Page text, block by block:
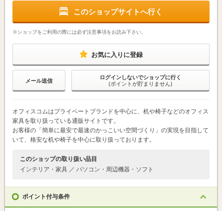
このショップサイトへ行く
※ショップをご利用の際には必ず注意事項をお読み下さい。
お気に入りに登録
メール送信
ログインしないでショップに行く
(ポイントが貯まりません)
オフィスコムはプライベートブランドを中心に、机や椅子などのオフィス
家具を取り扱っている通販サイトです。
お客様の「簡単に最安で最速のかっこいい空間づくり」の実現を目指して
いて、格安な机や椅子を中心に取り扱っております。
このショップの取り扱い品目
インテリア・家具 ／ パソコン・周辺機器・ソフト
ポイント付与条件